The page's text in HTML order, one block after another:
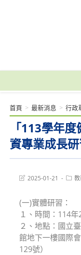
「113學年
資專業成長研
首頁 > 最新消息 > 行政
Post2025-01-21
Post
(一)實體研習：
１、時間：114
２、地點：國立
館地下一樓國際
129號）